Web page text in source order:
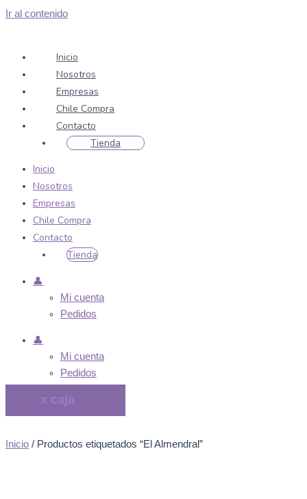
Ir al contenido
Inicio
Nosotros
Empresas
Chile Compra
Contacto
Tienda
Inicio
Nosotros
Empresas
Chile Compra
Contacto
Tienda
👤
Mi cuenta
Pedidos
👤
Mi cuenta
Pedidos
Inicio / Productos etiquetados “El Almendral”